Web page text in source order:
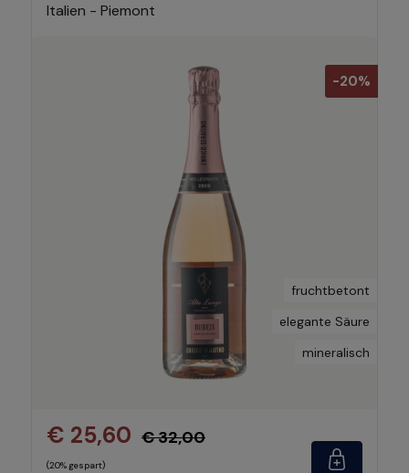
Italien - Piemont
-20%
fruchtbetont
elegante Säure
mineralisch
€ 25,60 € 32,00
(20% gespart)